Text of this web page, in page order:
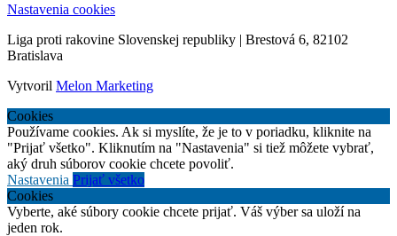
Nastavenia cookies
Liga proti rakovine Slovenskej republiky | Brestová 6, 82102
Bratislava
Vytvoril Melon Marketing
Cookies
Používame cookies. Ak si myslíte, že je to v poriadku, kliknite na
"Prijať všetko". Kliknutím na "Nastavenia" si tiež môžete vybrať,
aký druh súborov cookie chcete povoliť.
Nastavenia Prijať všetko
Cookies
Vyberte, aké súbory cookie chcete prijať. Váš výber sa uloží na
jeden rok.